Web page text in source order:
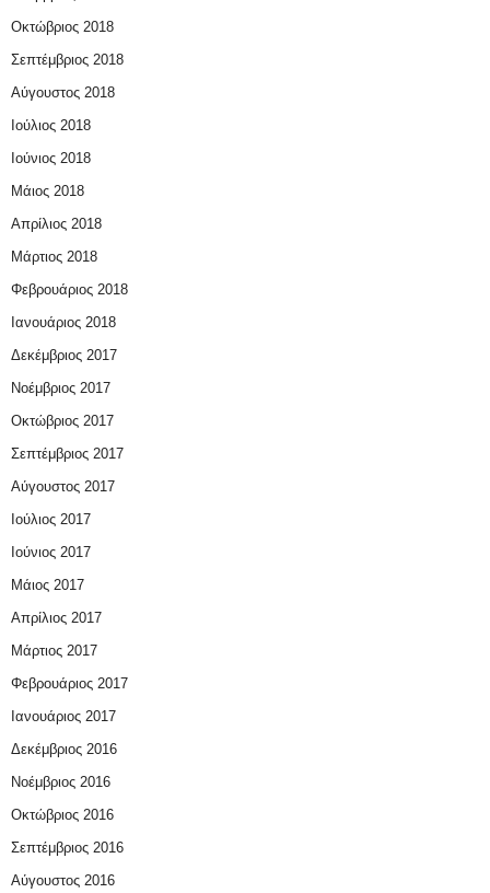
Οκτώβριος 2018
Σεπτέμβριος 2018
Αύγουστος 2018
Ιούλιος 2018
Ιούνιος 2018
Μάιος 2018
Απρίλιος 2018
Μάρτιος 2018
Φεβρουάριος 2018
Ιανουάριος 2018
Δεκέμβριος 2017
Νοέμβριος 2017
Οκτώβριος 2017
Σεπτέμβριος 2017
Αύγουστος 2017
Ιούλιος 2017
Ιούνιος 2017
Μάιος 2017
Απρίλιος 2017
Μάρτιος 2017
Φεβρουάριος 2017
Ιανουάριος 2017
Δεκέμβριος 2016
Νοέμβριος 2016
Οκτώβριος 2016
Σεπτέμβριος 2016
Αύγουστος 2016